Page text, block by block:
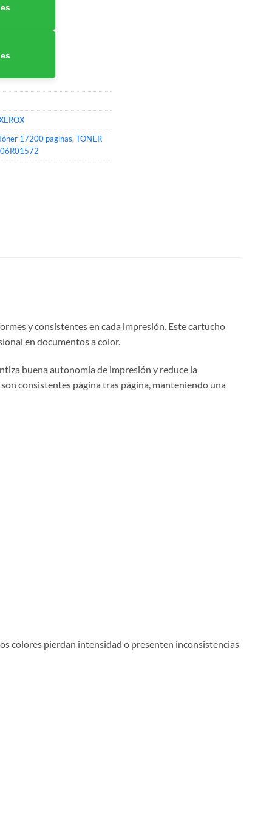
17200 páginas, TONER
y consistentes en cada impresión. Este cartucho
en documentos a color.
buena autonomía de impresión y reduce la
consistentes página tras página, manteniendo una
colores pierdan intensidad o presenten inconsistencias